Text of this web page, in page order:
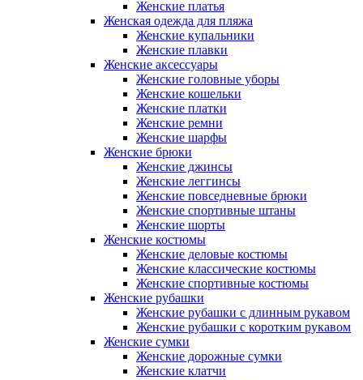
Женские платья
Женская одежда для пляжа
Женские купальники
Женские плавки
Женские аксессуары
Женские головные уборы
Женские кошельки
Женские платки
Женские ремни
Женские шарфы
Женские брюки
Женские джинсы
Женские леггинсы
Женские повседневные брюки
Женские спортивные штаны
Женские шорты
Женские костюмы
Женские деловые костюмы
Женские классические костюмы
Женские спортивные костюмы
Женские рубашки
Женские рубашки с длинным рукавом
Женские рубашки с коротким рукавом
Женские сумки
Женские дорожные сумки
Женские клатчи